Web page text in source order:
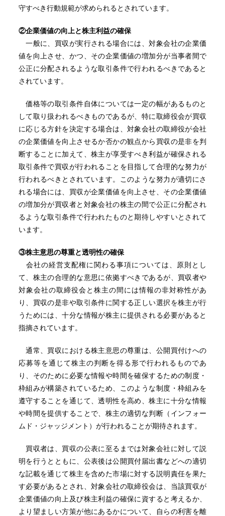
守すべき行動規範が求められるとされています。
②企業価値の向上と株主利益の確保
一般に、買収が実行される場合には、対象会社の企業価
値を向上させ、かつ、その企業価値の増加分が当事者間で
公正に分配されるような取引条件で行われるべきであると
されています。
価格等の取引条件自体については一定の幅があるものと
して取り扱われるべきものであるが、特に取締役会が買収
に応じる方針を決定する場合は、対象会社の取締役が会社
の企業価値を向上させるか否かの観点から買収の是非を判
断することに加えて、株主が享受すべき利益が確保される
取引条件で買収が行われることを目指して合理的な努力が
行われるべきとされています。このような努力が適切にさ
れる場合には、買収が企業価値を向上させ、その企業価値
の増加分が買収者と対象会社の株主の間で公正に分配され
るような取引条件で行われたものと期待しやすいとされて
います。
③株主意思の尊重と透明性の確保
会社の経営支配権に関わる事項については、原則とし
て、株主の合理的な意思に依拠すべきであるが、買収者や
対象会社の取締役会と株主の間には情報の非対称性があ
り、買収の是非や取引条件に関する正しい選択を株主が行
うためには、十分な情報が株主に提供される必要があると
指摘されています。
通常、買収における株主意思の尊重は、公開買付けへの
応募等を通じて株主の判断を得る形で行われるものであ
り、そのために必要な情報や時間を確保するための制度・
枠組みが構築されているため、このような制度・枠組みを
遵守することを通じて、透明性を高め、株主に十分な情報
や時間を提供することで、株主の適切な判断（インフォー
ムド・ジャッジメント）が行われることが期待されます。
買収者は、買収の公表に至るまでは対象会社に対して説
明を行うとともに、公表後は公開買付届出書などへの適切
な記載を通じて株主を含めた市場に対する説明責任を果た
す必要があるとされ、対象会社の取締役会は、当該買収が
企業価値の向上及び株主利益の確保に資すると考えるか、
より望ましい方策が他にあるかについて、自らの利害を離